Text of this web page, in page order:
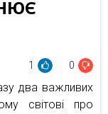
1 0
два важливих
світові про